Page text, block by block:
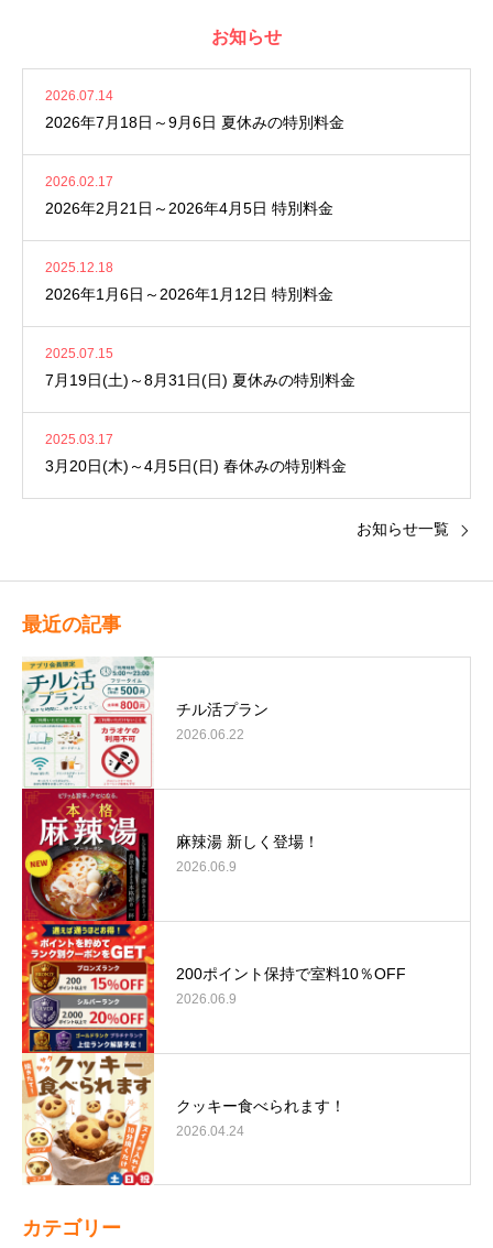
お知らせ
2026.07.14
2026年7月18日～9月6日 夏休みの特別料金
2026.02.17
2026年2月21日～2026年4月5日 特別料金
2025.12.18
2026年1月6日～2026年1月12日 特別料金
2025.07.15
7月19日(土)～8月31日(日) 夏休みの特別料金
2025.03.17
3月20日(木)～4月5日(日) 春休みの特別料金
お知らせ一覧
最近の記事
チル活プラン
2026.06.22
麻辣湯 新しく登場！
2026.06.9
200ポイント保持で室料10％OFF
2026.06.9
クッキー食べられます！
2026.04.24
カテゴリー